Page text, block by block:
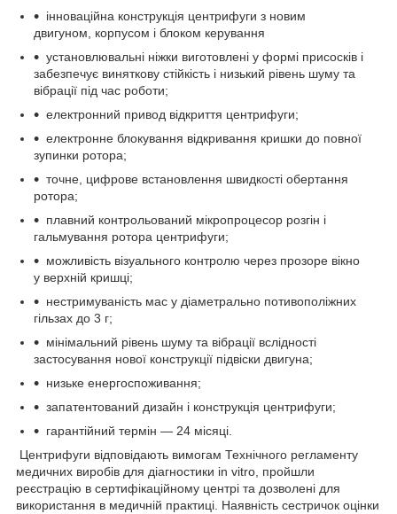
інноваційна конструкція центрифуги з новим
двигуном, корпусом і блоком керування
установлювальні ніжки виготовлені у формі присосків і
забезпечує виняткову стійкість і низький рівень шуму та
вібрації під час роботи;
електронний привод відкриття центрифуги;
електронне блокування відкривання кришки до повної
зупинки ротора;
точне, цифрове встановлення швидкості обертання
ротора;
плавний контрольований мікропроцесор розгін і
гальмування ротора центрифуги;
можливість візуального контролю через прозоре вікно
у верхній кришці;
нестримуваність мас у діаметрально потивополіжних
гільзах до 3 г;
мінімальний рівень шуму та вібрації вслідності
застосування нової конструкції підвіски двигуна;
низьке енергоспоживання;
запатентований дизайн і конструкція центрифуги;
гарантійний термін — 24 місяці.
Центрифуги відповідають вимогам Технічного регламенту
медичних виробів для діагностики in vitro, пройшли
реєстрацію в сертифікаційному центрі та дозволені для
використання в медичній практиці. Наявність сестричок оцінки